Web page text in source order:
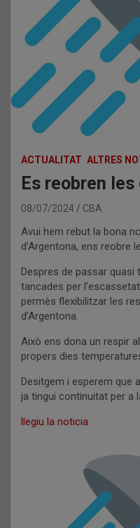
ACTUALITAT ALTRES
Es reobren
08/07/2024 CBA
Avui hem rebut la bona
d’Argentona, ens reobre
Despres de passar
tancades per
permès flexibilitzar les
d’Argentona.
Això ens dona un respir
propers dies
Desitgem i esperem que
ja tingui continuitat per a
llegiu la noticia